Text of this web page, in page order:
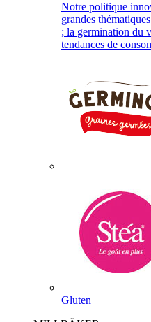
Notre politique
grandes
; la germination du
tendances de
Gluten